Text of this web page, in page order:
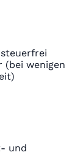
(bei wenigen
und